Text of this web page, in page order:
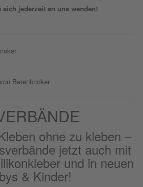
sich jederzeit an uns wenden!
ohne zu kleben –
jetzt auch mit
und in neuen
& Kinder!